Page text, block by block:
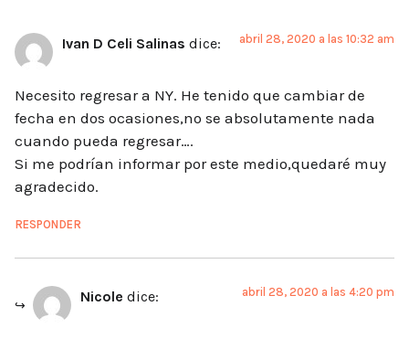
Ivan D Celi Salinas dice: abril 28, 2020 a las 10:32 am
Necesito regresar a NY. He tenido que cambiar de
fecha en dos ocasiones,no se absolutamente nada
cuando pueda regresar….
Si me podrían informar por este medio,quedaré muy
agradecido.
RESPONDER
Nicole dice: abril 28, 2020 a las 4:20 pm